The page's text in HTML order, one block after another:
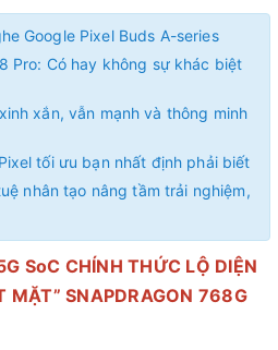
Google Pixel Buds A-series
Pro: Có hay không sự khác biệt
xắn, vẫn mạnh và thông minh
tối ưu bạn nhất định phải biết
nhân tạo nâng tầm trải nghiệm,
SoC CHÍNH THỨC LỘ DIỆN
MẶT” SNAPDRAGON 768G